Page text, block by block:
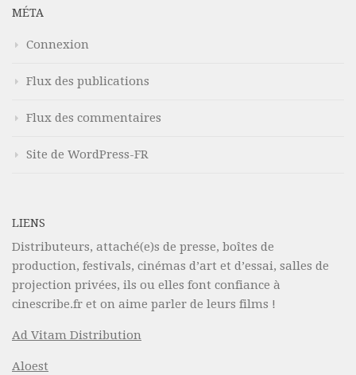
MÉTA
Connexion
Flux des publications
Flux des commentaires
Site de WordPress-FR
LIENS
Distributeurs, attaché(e)s de presse, boîtes de
production, festivals, cinémas d’art et d’essai, salles de
projection privées, ils ou elles font confiance à
cinescribe.fr et on aime parler de leurs films !
Ad Vitam Distribution
Aloest